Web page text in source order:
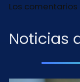
Los
Noticias